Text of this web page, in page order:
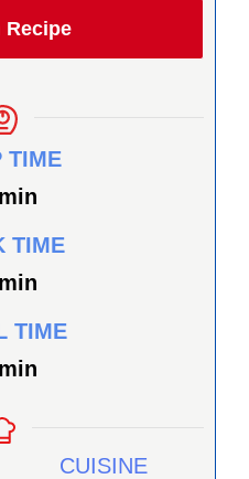
Recipe
TIME
min
TIME
min
TIME
min
CUISINE